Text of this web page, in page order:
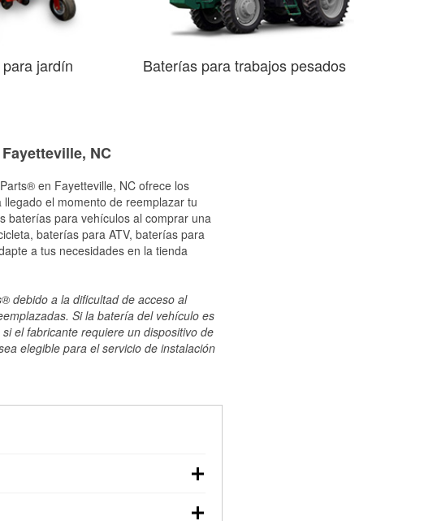
jardín Baterías para trabajos pesados
NC
en Fayetteville, NC ofrece los
el momento de reemplazar tu
baterías para vehículos al comprar una
baterías para ATV, baterías para
a tus necesidades en la tienda
debido a la dificultad de acceso al
Si la batería del vehículo es
el fabricante requiere un dispositivo de
elegible para el servicio de instalación